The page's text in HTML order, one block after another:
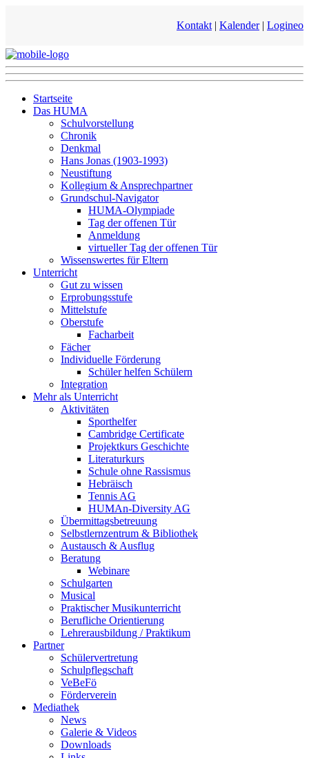
Kontakt | Kalender| Logineo
Startseite
Das HUMA
Schulvorstellung
Chronik
Denkmal
Hans Jonas (1903-1993)
Neustiftung
Kollegium & Ansprechpartner
Grundschul-Navigator
HUMA-Olympiade
Tag der offenen Tür
Anmeldung
virtueller Tag der offenen Tür
Wissenswertes für Eltern
Unterricht
Gut zu wissen
Erprobungsstufe
Mittelstufe
Oberstufe
Facharbeit
Fächer
Individuelle Förderung
Schüler helfen Schülern
Integration
Mehr als Unterricht
Aktivitäten
Sporthelfer
Cambridge Certificate
Projektkurs Geschichte
Literaturkurs
Schule ohne Rassismus
Hebräisch
Tennis AG
HUMAn-Diversity AG
Übermittagsbetreuung
Selbstlernzentrum & Bibliothek
Austausch & Ausflug
Beratung
Webinare
Schulgarten
Musical
Praktischer Musikunterricht
Berufliche Orientierung
Lehrerausbildung / Praktikum
Partner
Schülervertretung
Schulpflegschaft
VeBeFö
Förderverein
Mediathek
News
Galerie & Videos
Downloads